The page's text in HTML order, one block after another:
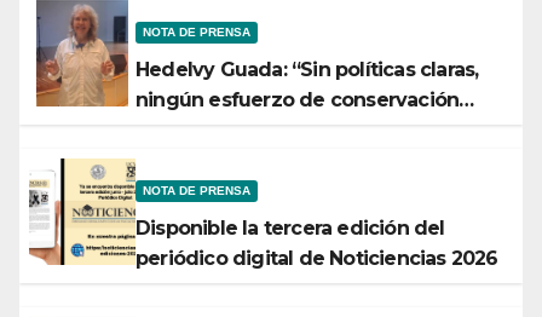
NOTA DE PRENSA
Hedelvy Guada: “Sin políticas claras,
ningún esfuerzo de conservación
NOTA DE PRENSA
Disponible la tercera edición del
periódico digital de Noticiencias 2026